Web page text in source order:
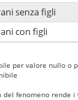
senza figli
con figli
per valore nullo o
del fenomeno rende